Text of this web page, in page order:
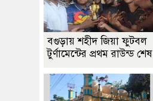
বগুড়ায় শহীদ জিয়া ফুটবল
টুর্ণামেন্টের প্রথম রাউন্ড শেষ